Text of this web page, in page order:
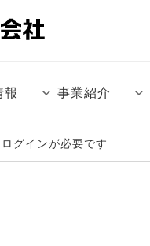
報 事業紹介
グインが必要です